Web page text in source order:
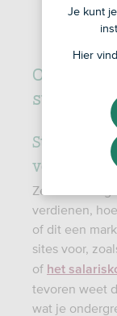
stappen
Stap 1:
Zet voor het
verdienen,
of dit een
sites voor,
of het
tevoren weet
wat je
Je kunt
Hier